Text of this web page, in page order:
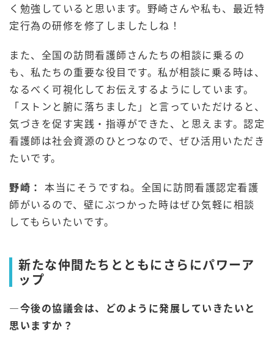
く勉強していると思います。野崎さんや私も、最近特
定行為の研修を修了しましたしね！
また、全国の訪問看護師さんたちの相談に乗るの
も、私たちの重要な役目です。私が相談に乗る時は、
なるべく可視化してお伝えするようにしています。
「ストンと腑に落ちました」と言っていただけると、
気づきを促す実践・指導ができた、と思えます。認定
看護師は社会資源のひとつなので、ぜひ活用いただき
たいです。
野崎： 本当にそうですね。全国に訪問看護認定看護
師がいるので、壁にぶつかった時はぜひ気軽に相談
してもらいたいです。
新たな仲間たちとともにさらにパワーア
ップ
―今後の協議会は、どのように発展していきたいと
思いますか？